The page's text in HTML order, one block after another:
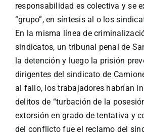
responsabilidad es colectiva y se
“grupo”, en síntesis al o los
En la misma línea de
sindicatos, un tribunal penal de
la detención y luego la prisión
dirigentes del sindicato de
al fallo, los trabajadores habrían
delitos de “turbación de la
extorsión en grado de tentativa y
del conflicto fue el reclamo del